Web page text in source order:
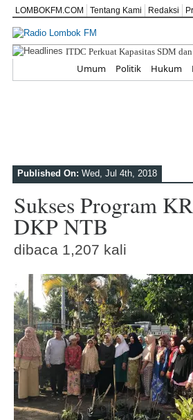
LOMBOKFM.COM Tentang Kami Redaksi
SD IT ABATA
Umum Politik Hukum
Published On: Wed, Jul 4th, 2018
Sukses Program
DKP NTB
dibaca 1,207 kali